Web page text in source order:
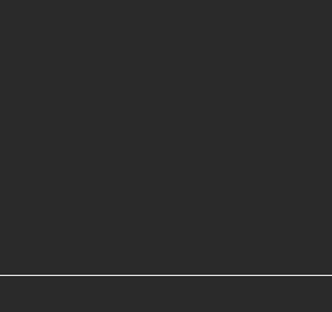
ん。ご了承ください。
かかります
4営業日に発送いたします。「お取り
す。(離島などの場合、例外もあります)